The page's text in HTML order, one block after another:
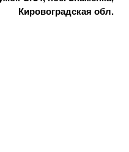
Кировоградская обл.